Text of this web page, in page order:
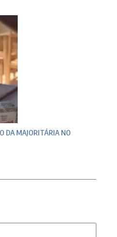
DA MAJORITÁRIA NO